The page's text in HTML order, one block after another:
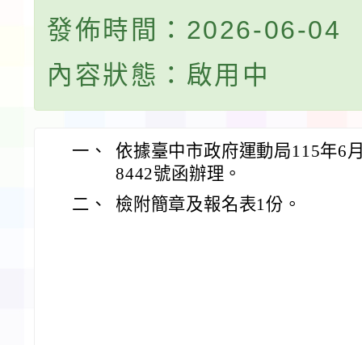
發佈時間：2026-06-04
內容狀態：啟用中
一、
依據臺中市政府運動局115年6
8442號函辦理。
二、
檢附簡章及報名表1份。